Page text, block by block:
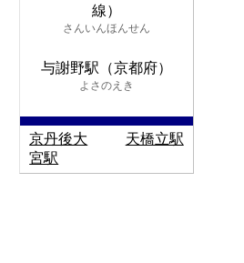
線）
さんいんほんせん
与謝野駅（京都府）
よさのえき
京丹後大
宮駅
天橋立駅